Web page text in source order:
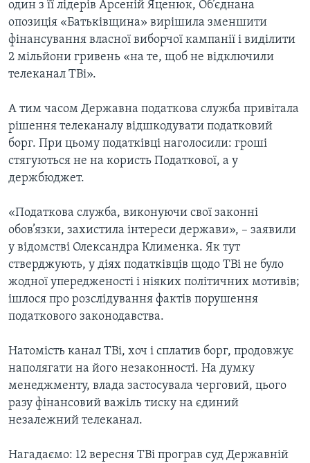
один з її лідерів Арсеній Яценюк, Об’єднана
опозиція «Батьківщина» вирішила зменшити
фінансування власної виборчої кампанії і виділити
2 мільйони гривень «на те, щоб не відключили
телеканал ТВі».
А тим часом Державна податкова служба привітала
рішення телеканалу відшкодувати податковий
борг. При цьому податківці наголосили: гроші
стягуються не на користь Податкової, а у
держбюджет.
«Податкова служба, виконуючи свої законні
обов’язки, захистила інтереси держави», – заявили
у відомстві Олександра Клименка. Як тут
стверджують, у діях податківців щодо ТВі не було
жодної упередженості і ніяких політичних мотивів;
ішлося про розслідування фактів порушення
податкового законодавства.
Натомість канал ТВі, хоч і сплатив борг, продовжує
наполягати на його незаконності. На думку
менеджменту, влада застосувала черговий, цього
разу фінансовий важіль тиску на єдиний
незалежний телеканал.
Нагадаємо: 12 вересня ТВі програв суд Державній